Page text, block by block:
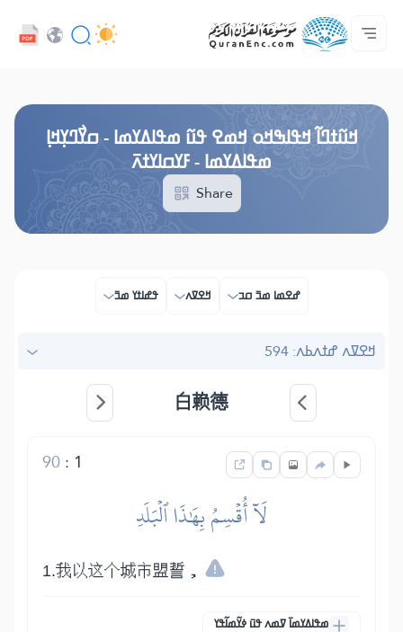
ߓߏ߬ߟߏ߲߬ߘߊ
ߘߟߊߡߌߘߊ ߟߎ߫ ߦߌ߬ߘߊ߬ߥߟߊ
Audio
ߟߊߥߙߎߞߌߓߊ߮ ߟߎ߬ ߗߋߢߊ߬ߟߌ - API
ߖߊ߬ߕߋ߬ߘߐ߬ߛߌ߮ ߞߊ߲߬ߞߎߡߊ
ߊ߲ ߟߊߛߐ߬ߘߐ߲߫ ߦߊ߲߬ ߝߍ߬
ߞߊ߲
ߞߎ߬ߙߣߊ߬ ߞߟߊߒߞߋ ߞߘߐ ߟߎ߬ ߘߟߊߡߌߘߊ - ߛߌ߯ߣߌ߲ߞߊ߲
ߘߟߊߡߌߘߊ - ߓߌߛߊߌߙߍ߫
Share
ߝߐߘߊ ߘߏ߫ ߛߏ ߞߐߜߍ ߟߝߊߙߌ ߘߏ߫
ߞߐߜߍ ߝߙߍߕߍ: 594
白赖德
1
:
90
لَآ أُقۡسِمُ بِهَٰذَا ٱلۡبَلَدِ
1.我以这个城市盟誓，
ߘߟߊߡߌߘߊ߫ ߜߘߍ ߟߎ߫ ߦߌ߬ߘߊ߬ߟߌ